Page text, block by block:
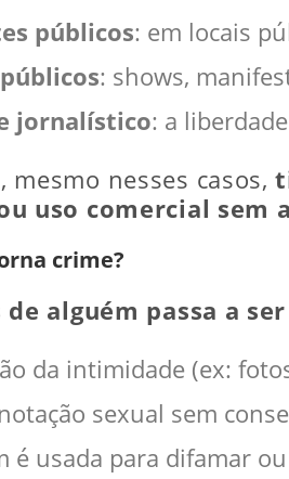
públicos: em locais
: shows,
jornalístico: a
mesmo nesses casos,
uso comercial sem
crime?
alguém passa a
da intimidade (ex:
sexual sem
é usada para difamar